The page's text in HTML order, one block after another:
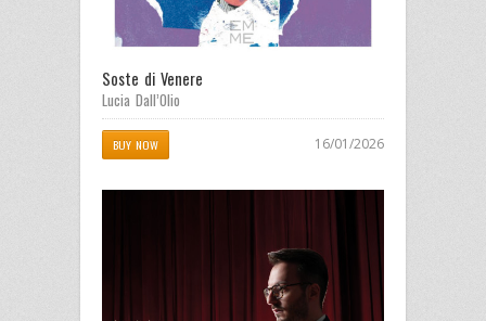
Soste di Venere
Lucia Dall’Olio
BUY NOW 16/01/2026